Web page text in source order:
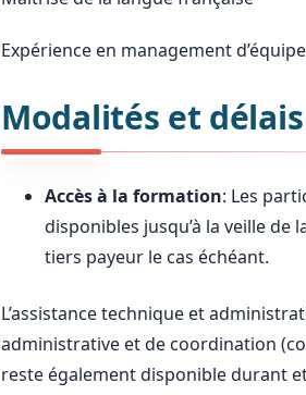
Expérience en management
Modalités et délais
Accès à la formation: Les
disponibles jusqu’à la veille
tiers payeur le cas échéant.
L’assistance technique et
administrative et de coordination
reste également disponible durant